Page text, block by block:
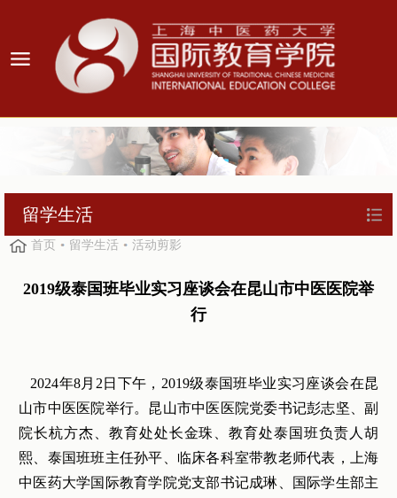
留学生活
首页 留学生活 活动剪影
2019级泰国班毕业实习座谈会在昆山市中医医院举
行
2024年8月2日下午，2019级泰国班毕业实习座谈会在昆
山市中医医院举行。昆山市中医医院党委书记彭志坚、副
院长杭方杰、教育处处长金珠、教育处泰国班负责人胡
熙、泰国班班主任孙平、临床各科室带教老师代表，上海
中医药大学国际教育学院党支部书记成琳、国际学生部主